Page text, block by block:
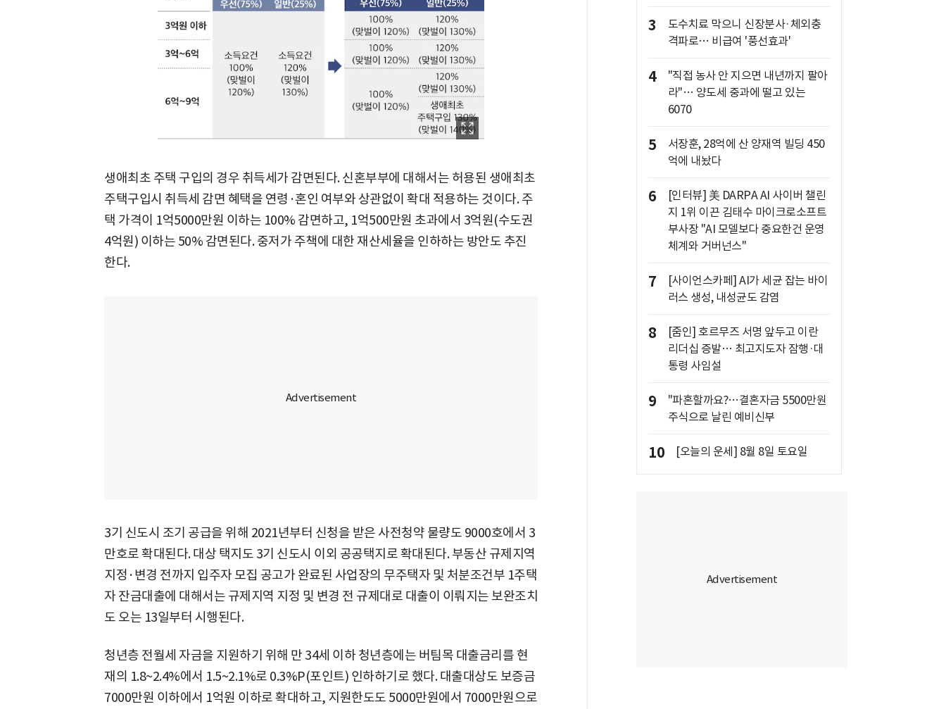
생애최초 주택 구입의 경우 취득세가 감면된다. 신혼부부에 대해서는 허용된 생애최초
주택구입시 취득세 감면 혜택을 연령·혼인 여부와 상관없이 확대 적용하는 것이다. 주
택 가격이 1억5000만원 이하는 100% 감면하고, 1억500만원 초과에서 3억원(수도권
4억원) 이하는 50% 감면된다. 중저가 주책에 대한 재산세율을 인하하는 방안도 추진
한다.
3기 신도시 조기 공급을 위해 2021년부터 신청을 받은 사전청약 물량도 9000호에서 3
만호로 확대된다. 대상 택지도 3기 신도시 이외 공공택지로 확대된다. 부동산 규제지역
지정·변경 전까지 입주자 모집 공고가 완료된 사업장의 무주택자 및 처분조건부 1주택
자 잔금대출에 대해서는 규제지역 지정 및 변경 전 규제대로 대출이 이뤄지는 보완조치
도 오는 13일부터 시행된다.
청년층 전월세 자금을 지원하기 위해 만 34세 이하 청년층에는 버팀목 대출금리를 현
재의 1.8~2.4%에서 1.5~2.1%로 0.3%P(포인트) 인하하기로 했다. 대출대상도 보증금
7000만원 이하에서 1억원 이하로 확대하고, 지원한도도 5000만원에서 7000만원으로
3
도수치료 막으니 신장분사·체외충
격파로… 비급여 '풍선효과'
4
"직접 농사 안 지으면 내년까지 팔아
라"… 양도세 중과에 떨고 있는
6070
5
서장훈, 28억에 산 양재역 빌딩 450
억에 내놨다
6
[인터뷰] 美 DARPA AI 사이버 챌린
지 1위 이끈 김태수 마이크로소프트
부사장 "AI 모델보다 중요한건 운영
체계와 거버넌스"
7
[사이언스카페] AI가 세균 잡는 바이
러스 생성, 내성균도 감염
8
[줌인] 호르무즈 서명 앞두고 이란
리더십 증발… 최고지도자 잠행·대
통령 사임설
9
"파혼할까요?…결혼자금 5500만원
주식으로 날린 예비신부
10 [오늘의 운세] 8월 8일 토요일